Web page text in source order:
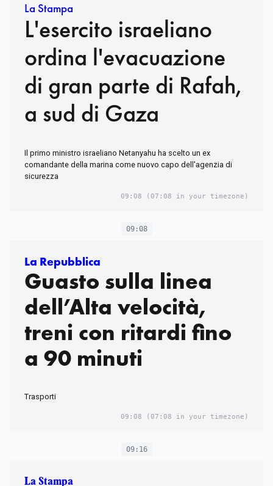
La Stampa
L'esercito israeliano
ordina l'evacuazione
di gran parte di Rafah,
a sud di Gaza
Il primo ministro israeliano Netanyahu ha scelto un ex
comandante della marina come nuovo capo dell'agenzia di
sicurezza
09:08 (07:08 in your timezone)
09:08
La Repubblica
Guasto sulla linea
dell’Alta velocità,
treni con ritardi fino
a 90 minuti
Trasporti
09:08 (07:08 in your timezone)
09:16
La Stampa